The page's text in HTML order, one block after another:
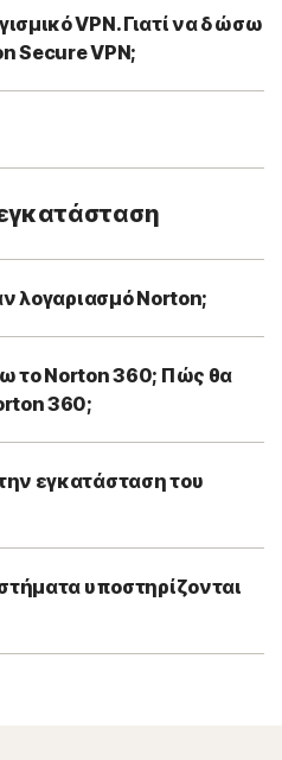
VPN. Γιατί να δώσω
Secure VPN;
λογαριασμό Norton;
το Norton 360; Πώς θα
360;
εγκατάσταση του
υποστηρίζονται